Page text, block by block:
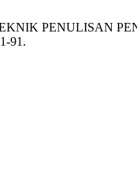
PENULISAN
91.